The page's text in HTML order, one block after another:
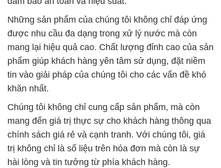
Những sản phẩm của chúng tôi không chỉ đáp ứng
được nhu cầu đa dạng trong xử lý nước mà còn
mang lại hiệu quả cao. Chất lượng đỉnh cao của sản
phẩm giúp khách hàng yên tâm sử dụng, đặt niềm
tin vào giải pháp của chúng tôi cho các vấn đề khó
khăn nhất.
Chúng tôi không chỉ cung cấp sản phẩm, mà còn
mang đến giá trị thực sự cho khách hàng thông qua
chính sách giá rẻ và cạnh tranh. Với chúng tôi, giá
trị không chỉ là số liệu trên hóa đơn mà còn là sự
hài lòng và tin tưởng từ phía khách hàng.